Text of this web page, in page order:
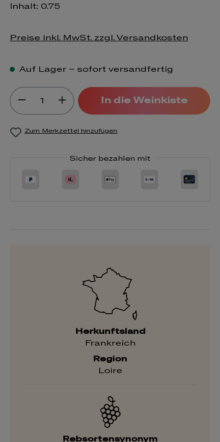
Inhalt: 0.75
Preise inkl. MwSt. zzgl. Versandkosten
Auf Lager – sofort versandfertig
Produkt Anzahl: Gib den
In die Weinkiste
Zum Merkzettel hinzufügen
Sicher bezahlen mit
Herkunftsland
Frankreich
Region
Loire
Rebsortensynonym